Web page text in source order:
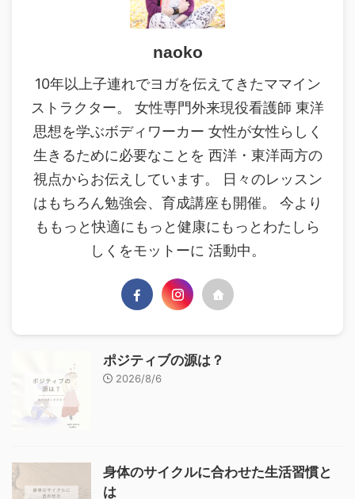
naoko
10年以上子連れでヨガを伝えてきたママイン
ストラクター。 女性専門外来現役看護師 東洋
思想を学ぶボディワーカー 女性が女性らしく
生きるために必要なことを 西洋・東洋両方の
視点からお伝えしています。 日々のレッスン
はもちろん勉強会、育成講座も開催。 今より
ももっと快適にもっと健康にもっとわたしら
しくをモットーに 活動中。
ポジティブの源は？
2026/8/6
身体のサイクルに合わせた生活習慣と
は